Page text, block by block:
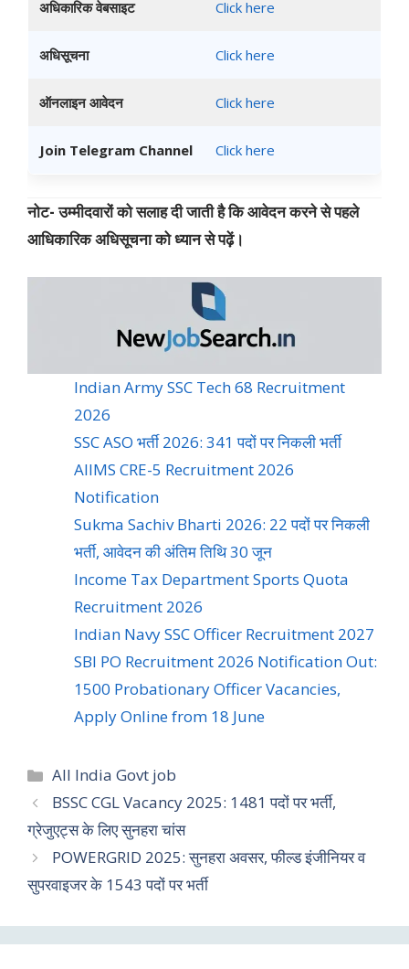
अधिकारिक वेबसाइट Click here
अधिसूचना Click here
ऑनलाइन आवेदन Click here
Join Telegram Channel Click here
नोट- उम्मीदवारों को सलाह दी जाती है कि आवेदन करने से पहले
आधिकारिक अधिसूचना को ध्यान से पढ़ें।
Indian Army SSC Tech 68 Recruitment
2026
SSC ASO भर्ती 2026: 341 पदों पर निकली भर्ती
AIIMS CRE-5 Recruitment 2026
Notification
Sukma Sachiv Bharti 2026: 22 पदों पर निकली
भर्ती, आवेदन की अंतिम तिथि 30 जून
Income Tax Department Sports Quota
Recruitment 2026
Indian Navy SSC Officer Recruitment 2027
SBI PO Recruitment 2026 Notification Out:
1500 Probationary Officer Vacancies,
Apply Online from 18 June
All India Govt job
BSSC CGL Vacancy 2025: 1481 पदों पर भर्ती,
ग्रेजुएट्स के लिए सुनहरा चांस
POWERGRID 2025: सुनहरा अवसर, फील्ड इंजीनियर व
सुपरवाइजर के 1543 पदों पर भर्ती